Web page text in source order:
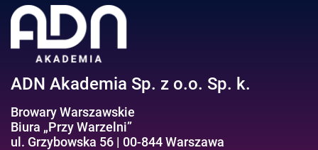
Efektywność osobista//Wellbeing
ADN Akademia Sp. z o.o. Sp. k.
Browary Warszawskie
Biura „Przy Warzelni”
ul. Grzybowska 56 | 00-844 Warszawa